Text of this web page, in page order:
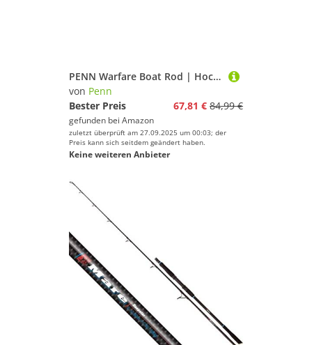
PENN Warfare Boat Rod | Hochbelastbare 2-teilige Salzwasser-Angelrute aus Carbon-Verbundwerkstoff | Hochdichter Eva-Griff und SW-Proof-Bootsführungen | Hochsee-, Tiefsee- und Wrackangeln | 1,80 m
von Penn
Bester Preis
67,81 € 84,99 €
gefunden bei Amazon
zuletzt überprüft am 27.09.2025 um 00:03; der
Preis kann sich seitdem geändert haben.
Keine weiteren Anbieter